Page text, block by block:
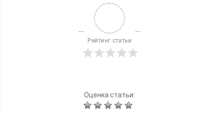
Рейтинг статьи
Оценка статьи: